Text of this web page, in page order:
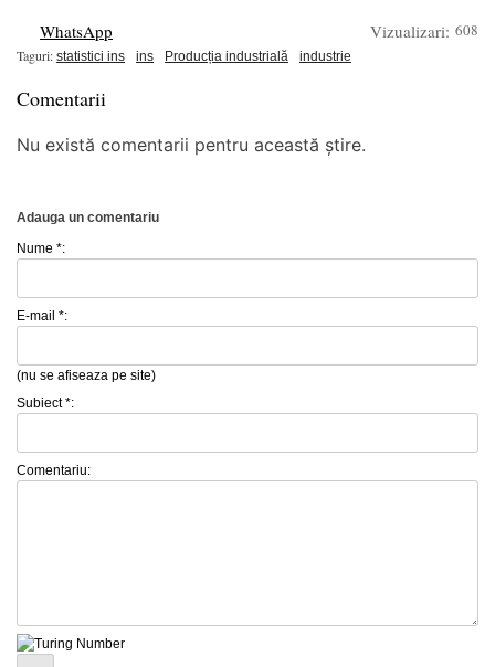
WhatsApp
Vizualizari: 608
Taguri: statistici ins ins Producția industrială industrie
Comentarii
Nu există comentarii pentru această știre.
Adauga un comentariu
Nume *:
E-mail *:
(nu se afiseaza pe site)
Subiect *:
Comentariu: